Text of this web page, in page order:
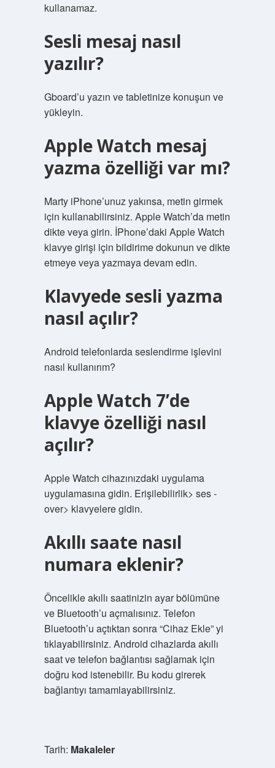
kullanamaz.
Sesli mesaj nasıl
yazılır?
Gboard’u yazın ve tabletinize konuşun ve
yükleyin.
Apple Watch mesaj
yazma özelliği var mı?
Marty iPhone’unuz yakınsa, metin girmek
için kullanabilirsiniz. Apple Watch’da metin
dikte veya girin. İPhone’daki Apple Watch
klavye girişi için bildirime dokunun ve dikte
etmeye veya yazmaya devam edin.
Klavyede sesli yazma
nasıl açılır?
Android telefonlarda seslendirme işlevini
nasıl kullanırım?
Apple Watch 7’de
klavye özelliği nasıl
açılır?
Apple Watch cihazınızdaki uygulama
uygulamasına gidin. Erişilebilirlik> ses -
over> klavyelere gidin.
Akıllı saate nasıl
numara eklenir?
Öncelikle akıllı saatinizin ayar bölümüne
ve Bluetooth’u açmalısınız. Telefon
Bluetooth’u açtıktan sonra “Cihaz Ekle” yi
tıklayabilirsiniz. Android cihazlarda akıllı
saat ve telefon bağlantısı sağlamak için
doğru kod istenebilir. Bu kodu girerek
bağlantıyı tamamlayabilirsiniz.
Tarih: Makaleler